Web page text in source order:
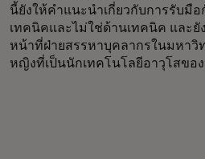
นี้ยังให้คำแนะนำเกี่ยวกับการรับมื
เทคนิคและไม่ใช่ด้านเทคนิค และยั
หน้าที่ฝ่ายสรรหาบุคลากรในมหาวิ
หญิงที่เป็นนักเทคโนโลยีอาวุโสขอ